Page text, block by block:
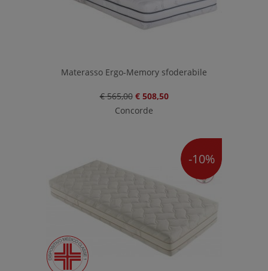
Materasso Ergo-Memory sfoderabile
€ 565,00 € 508,50
Concorde
-10%